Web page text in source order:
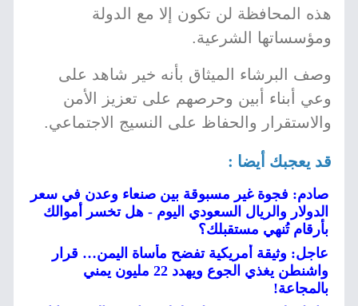
هذه المحافظة لن تكون إلا مع الدولة
ومؤسساتها الشرعية.
وصف البرشاء الميثاق بأنه خير شاهد على
وعي أبناء أبين وحرصهم على تعزيز الأمن
والاستقرار والحفاظ على النسيج الاجتماعي.
قد يعجبك أيضا :
صادم: فجوة غير مسبوقة بين صنعاء وعدن في سعر
الدولار والريال السعودي اليوم - هل تخسر أموالك
بأرقام تُنهي مستقبلك؟
عاجل: وثيقة أمريكية تفضح مأساة اليمن… قرار
واشنطن يغذي الجوع ويهدد 22 مليون يمني
بالمجاعة!